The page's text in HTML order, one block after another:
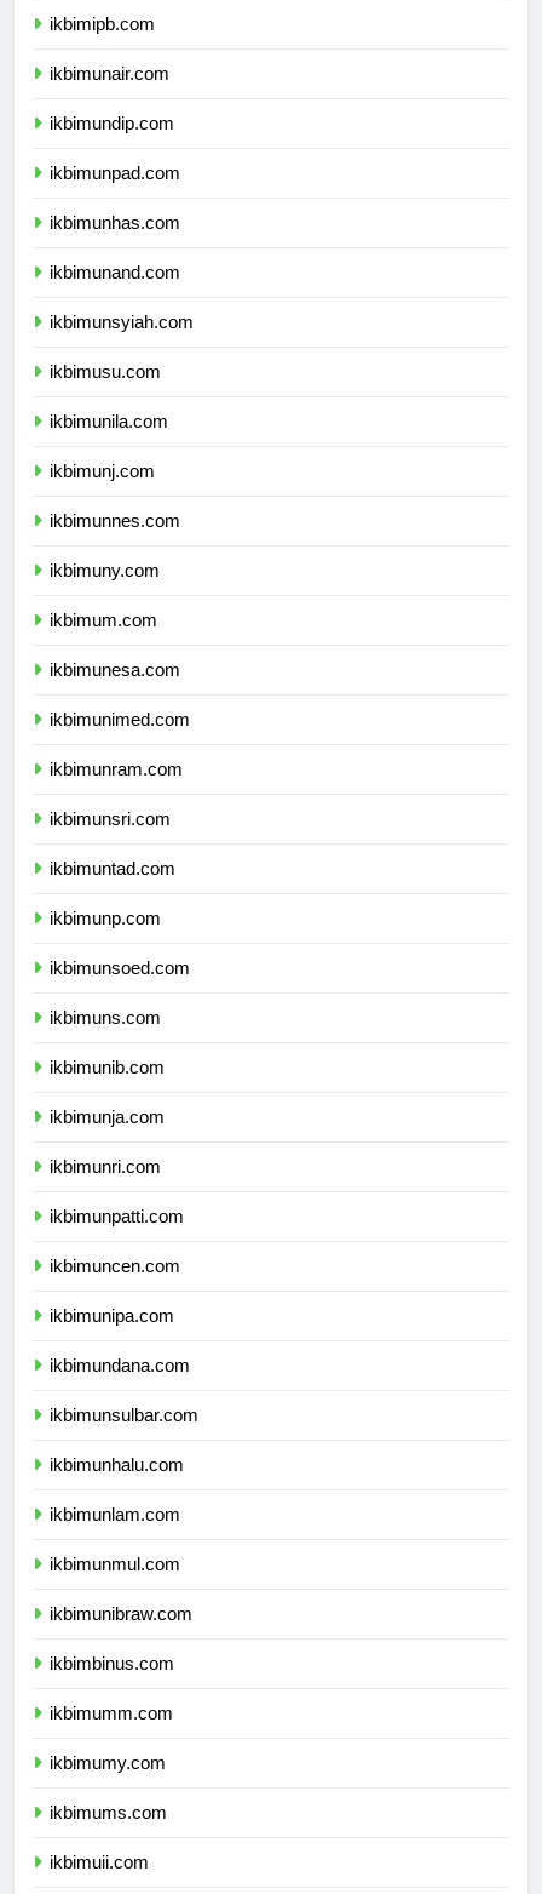
ikbimipb.com
ikbimunair.com
ikbimundip.com
ikbimunpad.com
ikbimunhas.com
ikbimunand.com
ikbimunsyiah.com
ikbimusu.com
ikbimunila.com
ikbimunj.com
ikbimunnes.com
ikbimuny.com
ikbimum.com
ikbimunesa.com
ikbimunimed.com
ikbimunram.com
ikbimunsri.com
ikbimuntad.com
ikbimunp.com
ikbimunsoed.com
ikbimuns.com
ikbimunib.com
ikbimunja.com
ikbimunri.com
ikbimunpatti.com
ikbimuncen.com
ikbimunipa.com
ikbimundana.com
ikbimunsulbar.com
ikbimunhalu.com
ikbimunlam.com
ikbimunmul.com
ikbimunibraw.com
ikbimbinus.com
ikbimumm.com
ikbimumy.com
ikbimums.com
ikbimuii.com